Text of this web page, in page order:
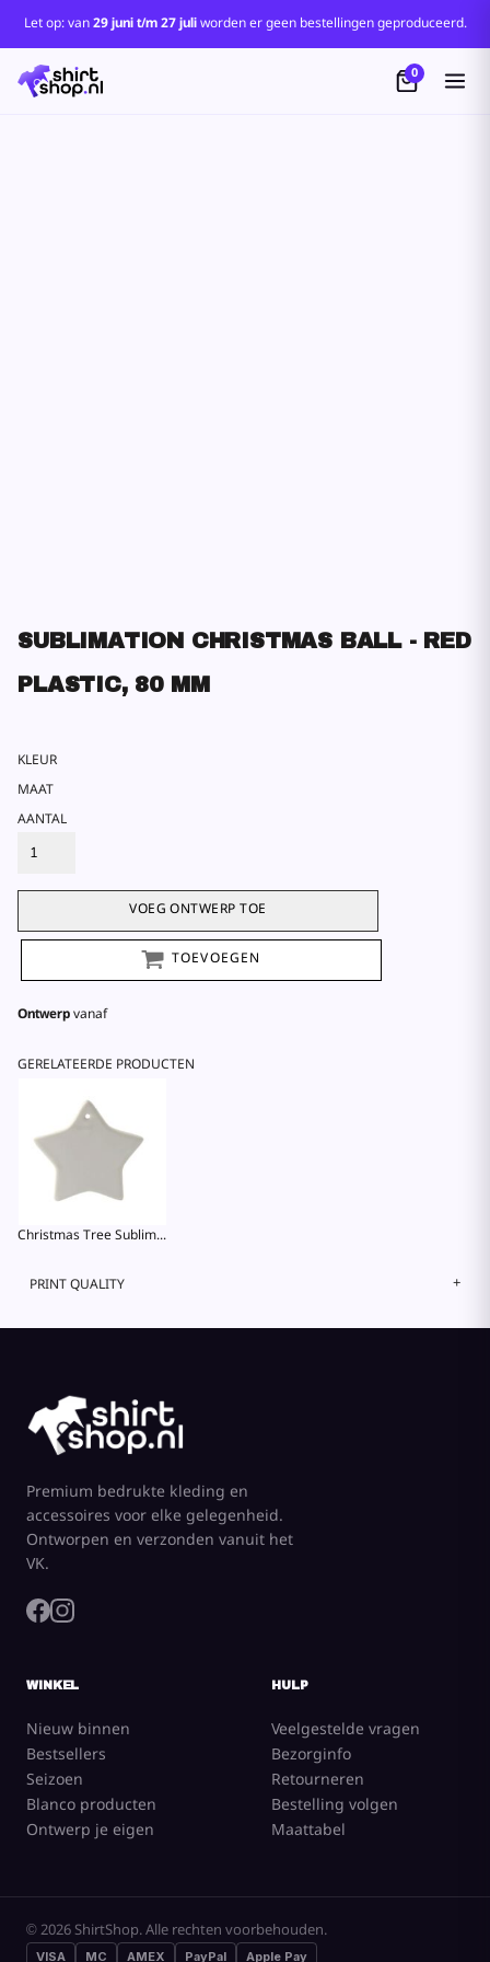
Let op: van29 juni t/m 27 juliworden er geen bestellingen geproduceerd.
0
SUBLIMATION CHRISTMAS BALL - RED
PLASTIC, 80 MM
KLEUR
MAAT
AANTAL
VOEG ONTWERP TOE
TOEVOEGEN
Ontwerpvanaf
GERELATEERDE PRODUCTEN
Christmas Tree Sublimation Ornament - Star
PRINT QUALITY
Premium bedrukte kleding en
accessoires voor elke gelegenheid.
Ontworpen en verzonden vanuit het
VK.
WINKEL
Nieuw binnen
Bestsellers
Seizoen
Blanco producten
Ontwerp je eigen
HULP
Veelgestelde vragen
Bezorginfo
Retourneren
Bestelling volgen
Maattabel
© 2026 ShirtShop. Alle rechten voorbehouden.
VISA MC AMEX PayPal Apple Pay